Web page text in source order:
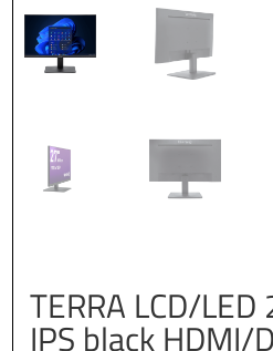
TERRA LCD/
IPS black HDMI/